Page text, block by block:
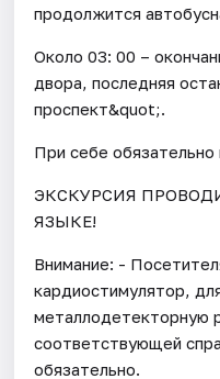
продолжится
Около 03: 00 –
двора, последняя
проспект&quot;.
При себе обязательно
ЭКСКУРСИЯ
ЯЗЫКЕ!
Внимание: -
кардиостимулятор,
металлодетекторную
соответствующей
обязательно.